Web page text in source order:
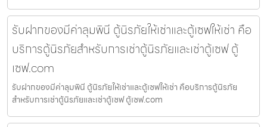
รับฝากของมีค่าลุมพินี ตู้นิรภัยให้เช่าและตู้เซฟให้เช่า คือ
บริการตู้นิรภัยสำหรับการเช่าตู้นิรภัยและเช่าตู้เซฟ ตู้
เซฟ.com
รับฝากของมีค่าลุมพินี ตู้นิรภัยให้เช่าและตู้เซฟให้เช่า คือบริการตู้นิรภัย
สำหรับการเช่าตู้นิรภัยและเช่าตู้เซฟ ตู้เซฟ.com